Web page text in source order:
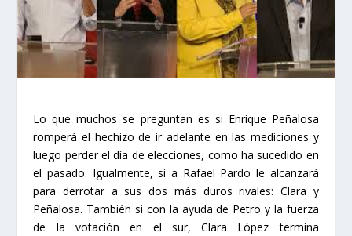
Lo que muchos se preguntan es si Enrique Peñalosa
romperá el hechizo de ir adelante en las mediciones y
luego perder el día de elecciones, como ha sucedido en
el pasado. Igualmente, si a Rafael Pardo le alcanzará
para derrotar a sus dos más duros rivales: Clara y
Peñalosa. También si con la ayuda de Petro y la fuerza
de la votación en el sur, Clara López termina